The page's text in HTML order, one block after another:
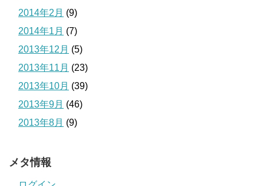
2014年2月 (9)
2014年1月 (7)
2013年12月 (5)
2013年11月 (23)
2013年10月 (39)
2013年9月 (46)
2013年8月 (9)
メタ情報